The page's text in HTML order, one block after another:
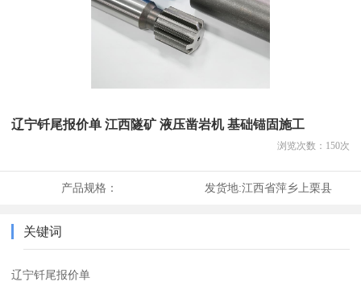
辽宁钎尾报价单 江西隧矿 液压凿岩机 基础锚固施工
浏览次数： 150次
产品规格： 发货地:江西省萍乡上栗县
关键词
辽宁钎尾报价单